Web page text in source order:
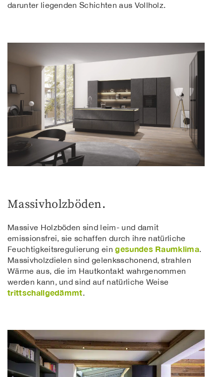
darunter liegenden Schichten aus Vollholz.
Massivholzböden.
Massive Holzböden sind leim- und damit
emissionsfrei, sie schaffen durch ihre natürliche
Feuchtigkeitsregulierung eingesundes Raumklima
Massivholzdielen sind gelenksschonend, strahlen
Wärme aus, die im Hautkontakt wahrgenommen
werden kann, und sind auf natürliche Weise
trittschallgedämmt